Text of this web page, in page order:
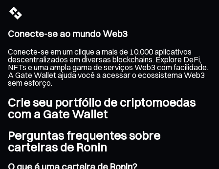
Conecte-se ao mundo Web3
Conecte-se em um clique a mais de 10.000 aplicativos
descentralizados em diversas blockchains. Explore DeFi,
NFTs e uma ampla gama de serviços Web3 com facilidade.
A Gate Wallet ajuda você a acessar o ecossistema Web3
sem esforço.
Crie seu portfólio de criptomoedas
com a Gate Wallet
Perguntas frequentes sobre
carteiras de Ronin
O que é uma carteira de Ronin?